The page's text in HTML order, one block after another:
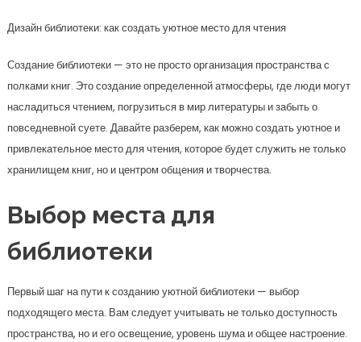
Дизайн библиотеки: как создать уютное место для чтения
Создание библиотеки — это не просто организация пространства с
полками книг. Это создание определенной атмосферы, где люди могут
насладиться чтением, погрузиться в мир литературы и забыть о
повседневной суете. Давайте разберем, как можно создать уютное и
привлекательное место для чтения, которое будет служить не только
хранилищем книг, но и центром общения и творчества.
Выбор места для
библиотеки
Первый шаг на пути к созданию уютной библиотеки — выбор
подходящего места. Вам следует учитывать не только доступность
пространства, но и его освещение, уровень шума и общее настроение.